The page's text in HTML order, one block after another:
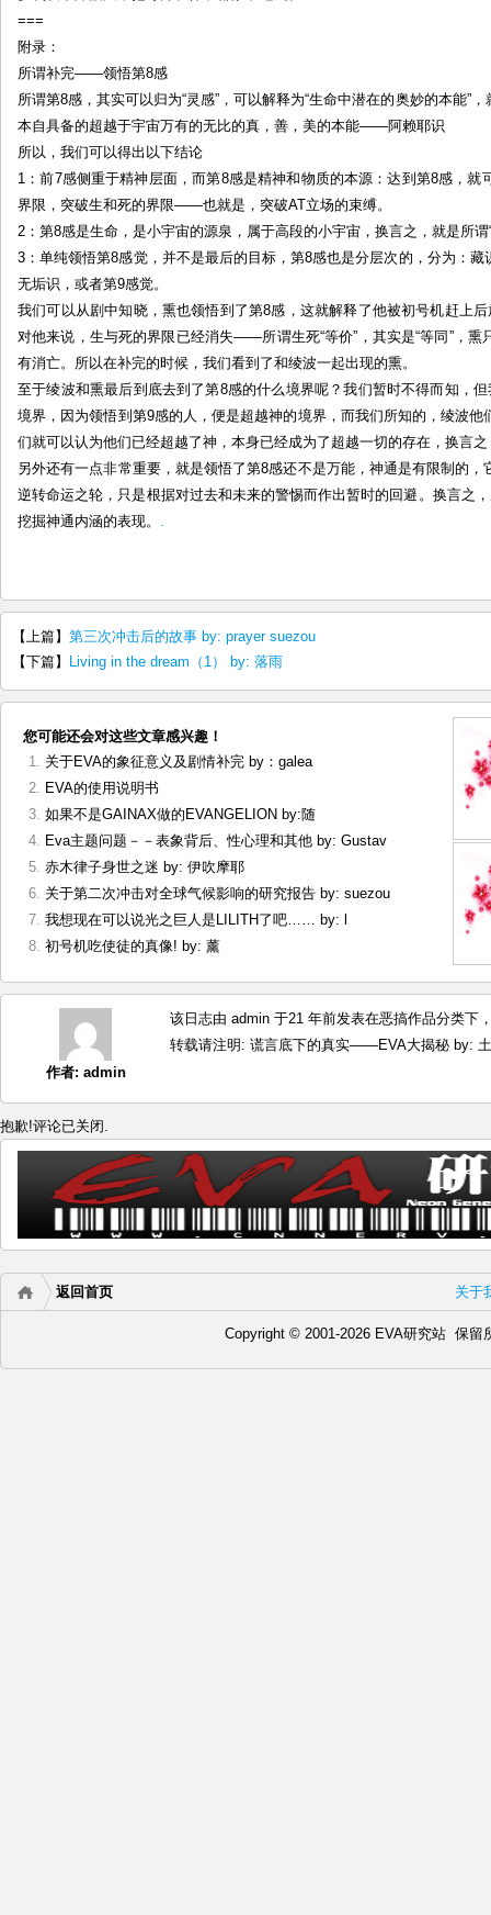
===
附录：
所谓补完——领悟第8感
所谓第8感，其实可以归为“灵感”，可以解释为“生命中潜在的奥妙的本能”
本自具备的超越于宇宙万有的无比的真，善，美的本能——阿赖耶识
所以，我们可以得出以下结论
1：前7感侧重于精神层面，而第8感是精神和物质的本源：达到第8感，
界限，突破生和死的界限——也就是，突破AT立场的束缚。
2：第8感是生命，是小宇宙的源泉，属于高段的小宇宙，换言之，就是所谓
3：单纯领悟第8感觉，并不是最后的目标，第8感也是分层次的，分为：
无垢识，或者第9感觉。
我们可以从剧中知晓，熏也领悟到了第8感，这就解释了他被初号机赶上
对他来说，生与死的界限已经消失——所谓生死“等价”，其实是“等同”，
有消亡。所以在补完的时候，我们看到了和绫波一起出现的熏。
至于绫波和熏最后到底去到了第8感的什么境界呢？我们暂时不得而知，
境界，因为领悟到第9感的人，便是超越神的境界，而我们所知的，绫波
们就可以认为他们已经超越了神，本身已经成为了超越一切的存在，换言
另外还有一点非常重要，就是领悟了第8感还不是万能，神通是有限制的
逆转命运之轮，只是根据对过去和未来的警惕而作出暂时的回避。换言之
挖掘神通内涵的表现。 .
【上篇】 第三次冲击后的故事 by: prayer suezou
【下篇】
Living in the dream（1） by: 落雨
您可能还会对这些文章感兴趣！
关于EVA的象征意义及剧情补完 by：galea
EVA的使用说明书
如果不是GAINAX做的EVANGELION by:随
Eva主题问题－－表象背后、性心理和其他 by: Gustav
赤木律子身世之迷 by: 伊吹摩耶
关于第二次冲击对全球气候影响的研究报告 by: suezou
我想现在可以说光之巨人是LILITH了吧…… by: l
初号机吃使徒的真像! by: 薰
作者: admin
该日志由 admin 于21 年前发表在恶搞作品分类下
转载请注明: 谎言底下的真实——EVA大揭秘 by:
抱歉!评论已关闭.
关于
返回首页
Copyright © 2001-2026 EVA研究站 保